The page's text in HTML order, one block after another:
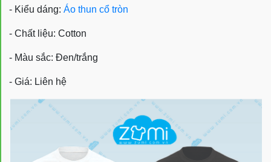
- Kiểu dáng: Áo thun cổ tròn
- Chất liệu: Cotton
- Màu sắc: Đen/trắng
- Giá: Liên hệ